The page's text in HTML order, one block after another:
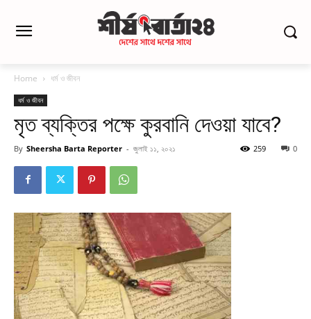
Home ধর্ম ও জীবন
ধর্ম ও জীবন
মৃত ব্যক্তির পক্ষে কুরবানি দেওয়া যাবে?
By Sheersha Barta Reporter - জুলাই ১১, ২০২১ 0
259